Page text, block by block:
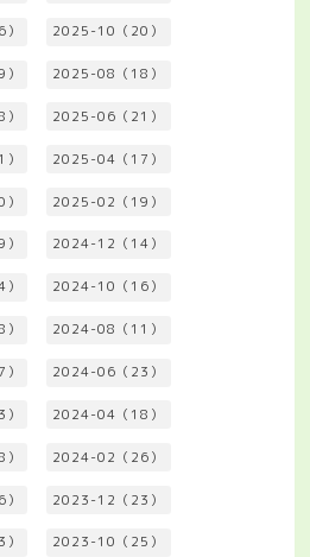
2025-10（20）
2025-08（18）
2025-06（21）
2025-04（17）
2025-02（19）
2024-12（14）
2024-10（16）
2024-08（11）
2024-06（23）
2024-04（18）
2024-02（26）
2023-12（23）
2023-10（25）